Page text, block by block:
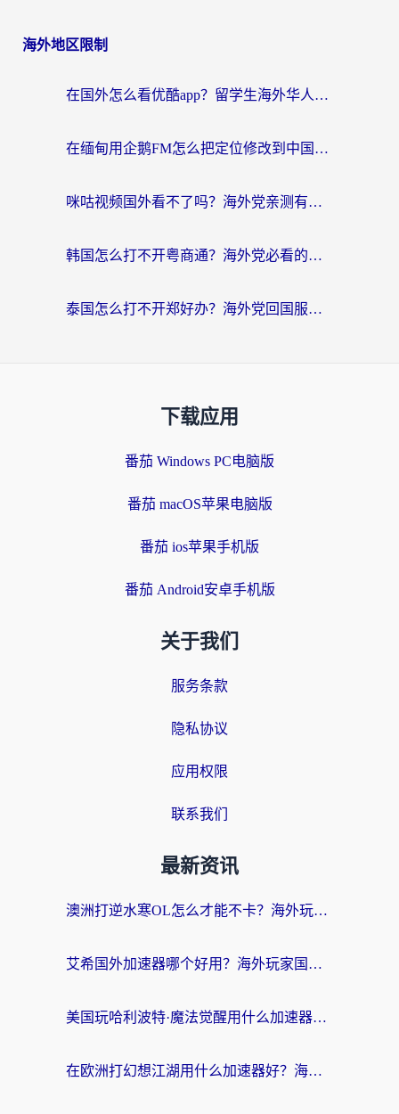
海外地区限制
在国外怎么看优酷app？留学生海外华人必看的无限制追剧指南
在缅甸用企鹅FM怎么把定位修改到中国国内？海外党解决地域限制的实用指南
咪咕视频国外看不了吗？海外党亲测有效的回国加速解决方案
韩国怎么打不开粤商通？海外党必看的回国加速器选择指南（附加拿大农行俄罗斯有缘网解决方案）
泰国怎么打不开郑好办？海外党回国服务+影音追剧全搞定的实用指南
下载应用
番茄 Windows PC电脑版
番茄 macOS苹果电脑版
番茄 ios苹果手机版
番茄 Android安卓手机版
关于我们
服务条款
隐私协议
应用权限
联系我们
最新资讯
澳洲打逆水寒OL怎么才能不卡？海外玩家国服游戏加速终极指南（附梦幻模拟战地铁跑酷解决办法）
艾希国外加速器哪个好用？海外玩家国服游戏畅玩终极指南（附欧洲玩鸣潮街头篮球实测）
美国玩哈利波特·魔法觉醒用什么加速器？告别延迟的终极指南（含免费QQ炫舞方案+印尼妄想山海秘籍）
在欧洲打幻想江湖用什么加速器好？海外玩家国服游戏畅玩指南